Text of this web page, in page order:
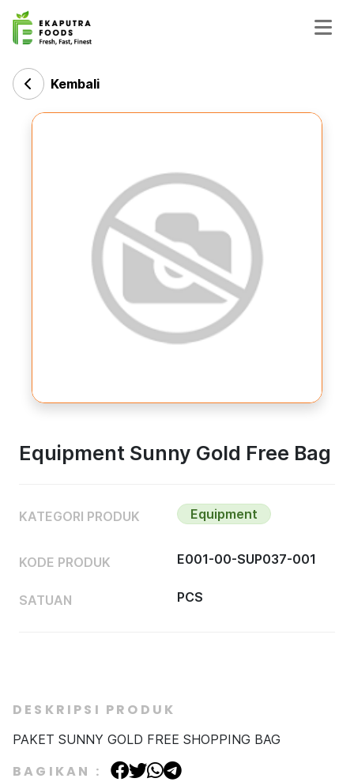
Kembali
Equipment Sunny Gold Free Bag
KATEGORI PRODUK Equipment
KODE PRODUK E001-00-SUP037-001
SATUAN PCS
DESKRIPSI PRODUK
PAKET SUNNY GOLD FREE SHOPPING BAG
BAGIKAN :